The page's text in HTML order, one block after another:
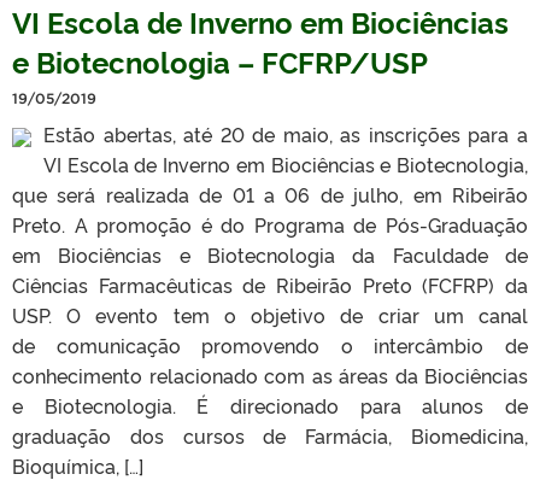
OUVIDORIA
PORTARIAS
TELEFONES
VI Escola de Inverno em Biociências
e Biotecnologia – FCFRP/USP
19/05/2019
Estão abertas, até 20 de maio, as inscrições para a
VI Escola de Inverno em Biociências e Biotecnologia,
que será realizada de 01 a 06 de julho, em Ribeirão
Preto. A promoção é do Programa de Pós-Graduação
em Biociências e Biotecnologia da Faculdade de
Ciências Farmacêuticas de Ribeirão Preto (FCFRP) da
USP. O evento tem o objetivo de criar um canal
de comunicação promovendo o intercâmbio de
conhecimento relacionado com as áreas da Biociências
e Biotecnologia. É direcionado para alunos de
graduação dos cursos de Farmácia, Biomedicina,
Bioquímica, […]